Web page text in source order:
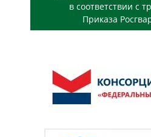
в соответствии с
Приказа